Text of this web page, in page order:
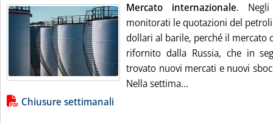
Mercato internazionale.
monitorati le quotazioni del
dollari al barile, perché il mercato
rifornito dalla Russia, che in
trovato nuovi mercati e nuovi
Nella settima...
Lista allegati PDF alla notizia
Chiusure settimanali